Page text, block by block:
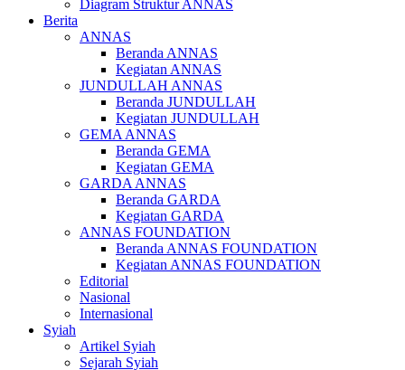
Diagram Struktur ANNAS
Berita
ANNAS
Beranda ANNAS
Kegiatan ANNAS
JUNDULLAH ANNAS
Beranda JUNDULLAH
Kegiatan JUNDULLAH
GEMA ANNAS
Beranda GEMA
Kegiatan GEMA
GARDA ANNAS
Beranda GARDA
Kegiatan GARDA
ANNAS FOUNDATION
Beranda ANNAS FOUNDATION
Kegiatan ANNAS FOUNDATION
Editorial
Nasional
Internasional
Syiah
Artikel Syiah
Sejarah Syiah